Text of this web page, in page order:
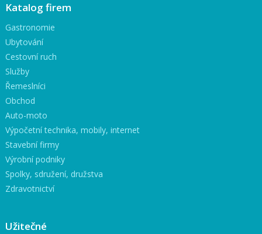
Katalog firem
Gastronomie
Ubytování
Cestovní ruch
Služby
Řemeslníci
Obchod
Auto-moto
Výpočetní technika, mobily, internet
Stavební firmy
Výrobní podniky
Spolky, sdružení, družstva
Zdravotnictví
Užitečné